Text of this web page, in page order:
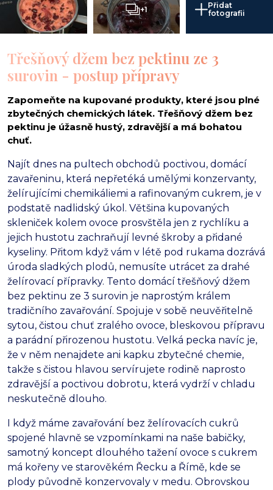
+1
Přidat
fotografii
Třešňový džem bez pektinu ze 3
surovin - postup přípravy
Zapomeňte na kupované produkty, které jsou plné
zbytečných chemických látek. Třešňový džem bez
pektinu je úžasně hustý, zdravější a má bohatou
chuť.
Najít dnes na pultech obchodů poctivou, domácí
zavařeninu, která nepřetéká umělými konzervanty,
želírujícími chemikáliemi a rafinovaným cukrem, je v
podstatě nadlidský úkol. Většina kupovaných
skleniček kolem ovoce prosvštěla jen z rychlíku a
jejich hustotu zachraňují levné škroby a přidané
kyseliny. Přitom když vám v létě pod rukama dozrává
úroda sladkých plodů, nemusíte utrácet za drahé
želírovací přípravky. Tento domácí třešňový džem
bez pektinu ze 3 surovin je naprostým králem
tradičního zavařování. Spojuje v sobě neuvěřitelně
sytou, čistou chuť zralého ovoce, bleskovou přípravu
a parádní přirozenou hustotu. Velká pecka navíc je,
že v něm nenajdete ani kapku zbytečné chemie,
takže s čistou hlavou servírujete rodině naprosto
zdravější a poctivou dobrotu, která vydrží v chladu
neskutečně dlouho.
I když máme zavařování bez želírovacích cukrů
spojené hlavně se vzpomínkami na naše babičky,
samotný koncept dlouhého tažení ovoce s cukrem
má kořeny ve starověkém Řecku a Římě, kde se
plody původně konzervovaly v medu. Obrovskou